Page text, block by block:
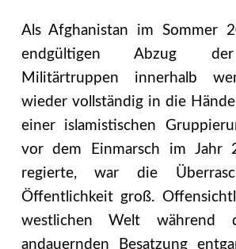
Als Afghanistan im Sommer
endgültigen Abzug
Militärtruppen innerhalb
wieder vollständig in die
einer islamistischen
vor dem Einmarsch im Jahr
regierte, war die
Öffentlichkeit groß.
westlichen Welt während
andauernden Besatzung